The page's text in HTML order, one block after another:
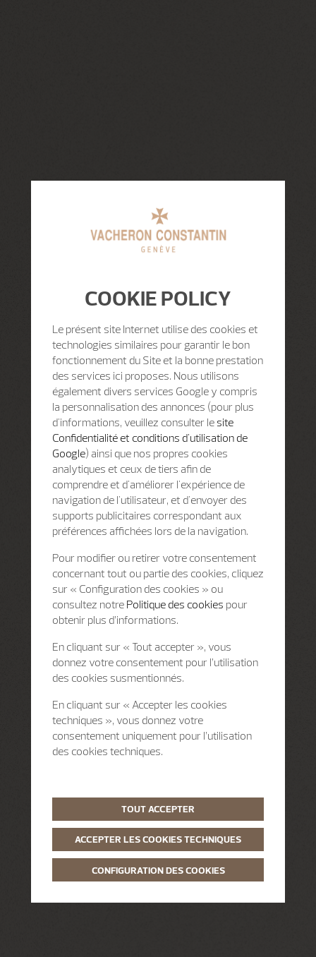
COOKIE POLICY
Le présent site Internet utilise des cookies et
technologies similaires pour garantir le bon
fonctionnement du Site et la bonne prestation
des services ici proposes. Nous utilisons
également divers services Google y compris
la personnalisation des annonces (pour plus
d'informations, veuillez consulter le site
Confidentialité et conditions d'utilisation de
Google) ainsi que nos propres cookies
analytiques et ceux de tiers afin de
comprendre et d'améliorer l'expérience de
navigation de l'utilisateur, et d'envoyer des
supports publicitaires correspondant aux
préférences affichées lors de la navigation.
Pour modifier ou retirer votre consentement
concernant tout ou partie des cookies, cliquez
sur « Configuration des cookies » ou
consultez notre Politique des cookies pour
obtenir plus d’informations.
En cliquant sur « Tout accepter », vous
donnez votre consentement pour l’utilisation
des cookies susmentionnés.
En cliquant sur « Accepter les cookies
techniques », vous donnez votre
consentement uniquement pour l’utilisation
des cookies techniques.
TOUT ACCEPTER
ACCEPTER LES COOKIES TECHNIQUES
CONFIGURATION DES COOKIES